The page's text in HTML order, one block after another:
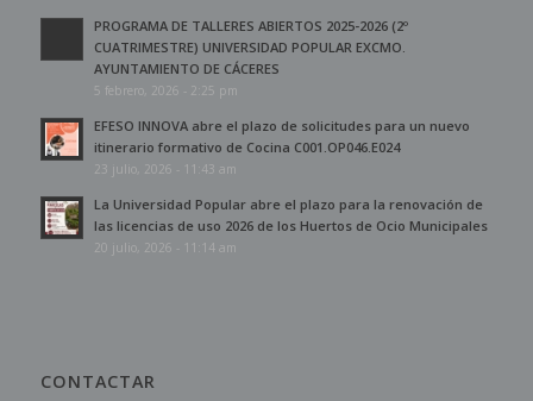
PROGRAMA DE TALLERES ABIERTOS 2025-2026 (2º
CUATRIMESTRE) UNIVERSIDAD POPULAR EXCMO.
AYUNTAMIENTO DE CÁCERES
5 febrero, 2026 - 2:25 pm
EFESO INNOVA abre el plazo de solicitudes para un nuevo
itinerario formativo de Cocina C001.OP046.E024
23 julio, 2026 - 11:43 am
La Universidad Popular abre el plazo para la renovación de
las licencias de uso 2026 de los Huertos de Ocio Municipales
20 julio, 2026 - 11:14 am
CONTACTAR